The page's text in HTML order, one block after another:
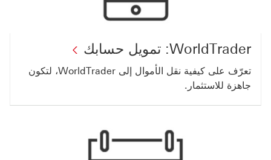
WorldTrader: تمويل حسابك
‏‫تعرّف على كيفية نقل الأموال إلى WorldTrader، لتكون
جاهزة للاستثمار.